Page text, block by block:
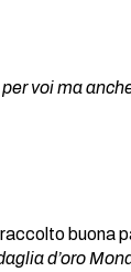
voi ma
buona
d’oro